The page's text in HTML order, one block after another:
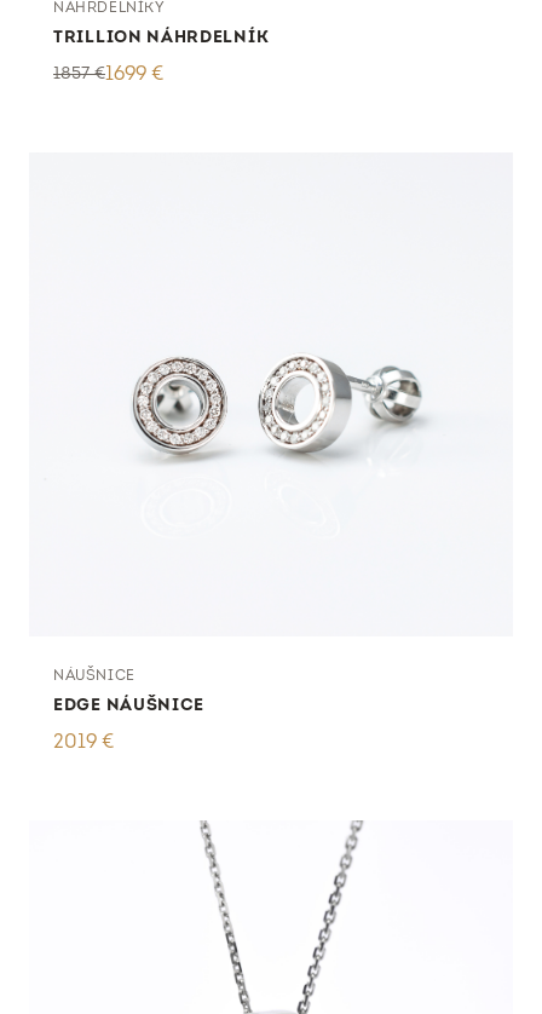
NÁHRDELNÍKY
TRILLION NÁHRDELNÍK
1857€1699 €
NÁUŠNICE
EDGE NÁUŠNICE
2019 €